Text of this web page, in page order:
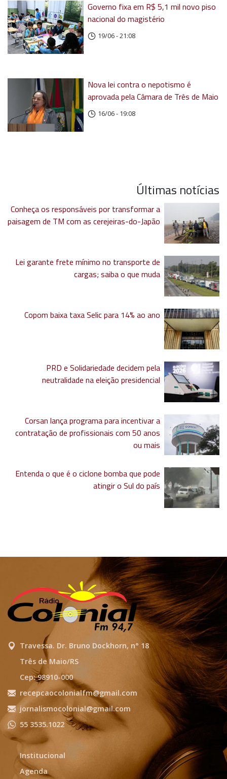
Governo fixa em R$ 5,1 mil novo piso
nacional do magistério
19/06 - 21:08
Nova lei contra o nepotismo é
aprovada pela Câmara de Três de Maio
16/06 - 19:08
Últimas notícias
Conheça os responsáveis por transformar a
paisagem de TM com as cerejeiras-do-Japão
Lei garante frete mínimo no transporte de
cargas; saiba o que muda
Copom baixa taxa Selic para 14% ao ano
PRD e Solidariedade decidem pela
neutralidade na eleição presidencial
Corsan lança programa para incentivar a
contratação de profissionais com 50 anos
ou mais
Entenda o que é o ciclone bomba que pode
atingir o Sul do país
Travessa. Dr. Bruno Dockhorn, n° 18
Três de Maio/RS
Cep: 98910-000
recepcaocolonialfm@gmail.com
jornalismocolonial@gmail.com
55 3535.1022
Institucional
Agenda